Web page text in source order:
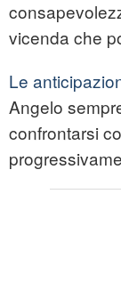
vicenda che
Le
Angelo
confrontarsi